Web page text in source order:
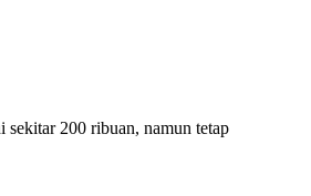
200 ribuan, namun tetap